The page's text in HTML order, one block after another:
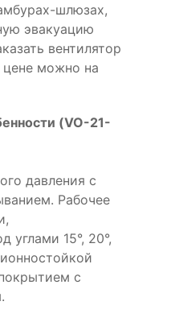
шлюзах,
эвакуацию
вентилятор
цене можно на
(VO-21-
давления с
Рабочее
углами 15°, 20°,
с